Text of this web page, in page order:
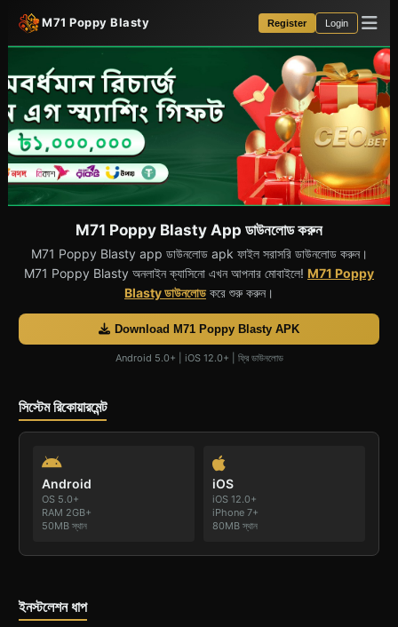
M71 Poppy Blasty Register Login
M71 Poppy Blasty App ডাউনলোড করুন
M71 Poppy Blasty app ডাউনলোড apk ফাইল সরাসরি ডাউনলোড করুন।
M71 Poppy Blasty অনলাইন ক্যাসিনো এখন আপনার মোবাইলে! M71 Poppy
Blasty ডাউনলোড করে শুরু করুন।
Download M71 Poppy Blasty APK
Android 5.0+ | iOS 12.0+ | ফ্রি ডাউনলোড
সিস্টেম রিকোয়ারমেন্ট
Android
OS 5.0+
RAM 2GB+
50MB স্থান
iOS
iOS 12.0+
iPhone 7+
80MB স্থান
ইনস্টলেশন ধাপ